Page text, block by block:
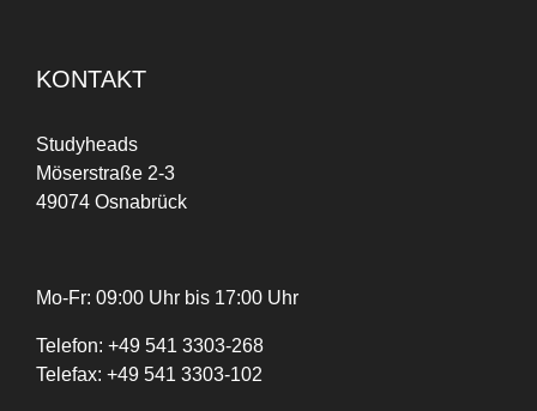
KONTAKT
Studyheads
Möserstraße 2-3
49074 Osnabrück
Mo-Fr: 09:00 Uhr bis 17:00 Uhr
Telefon: +49 541 3303-268
Telefax: +49 541 3303-102